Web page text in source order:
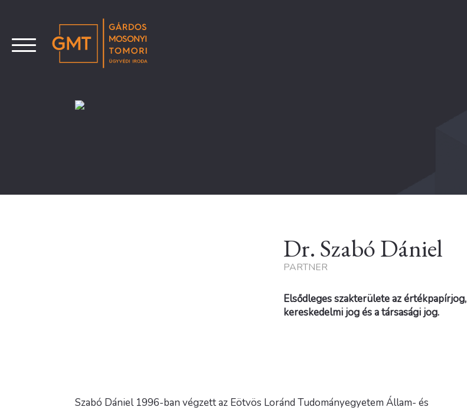
Dr. Szabó Dániel
PARTNER
Elsődleges szakterülete az értékpapírjog,
kereskedelmi jog és a társasági jog.
Szabó Dániel 1996-ban végzett az Eötvös Loránd Tudományegyetem Állam- és